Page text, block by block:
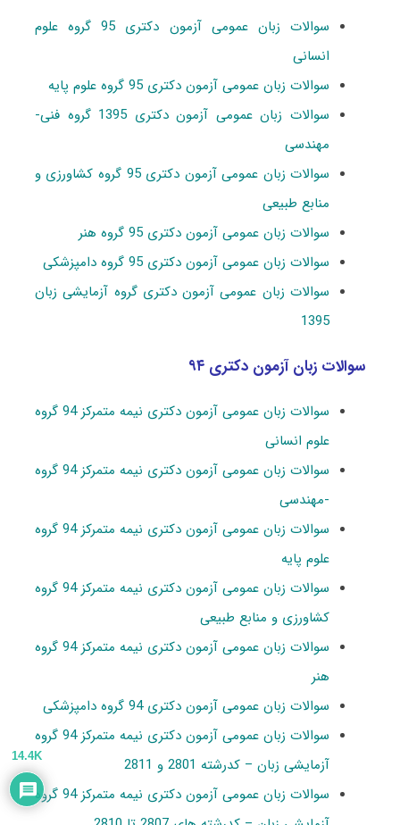
سوالات زبان عمومی آزمون دکتری 95 گروه علوم
انسانی
سوالات زبان عمومی آزمون دکتری 95 گروه علوم پایه
سوالات زبان عمومی آزمون دکتری 1395 گروه فنی-
مهندسی
سوالات زبان عمومی آزمون دکتری 95 گروه کشاورزی و
منابع طبیعی
سوالات زبان عمومی آزمون دکتری 95 گروه هنر
سوالات زبان عمومی آزمون دکتری 95 گروه دامپزشکی
سوالات زبان عمومی آزمون دکتری گروه آزمایشی زبان
1395
سوالات زبان آزمون دکتری ۹۴
سوالات زبان عمومی آزمون دکتری نیمه متمرکز 94 گروه
علوم انسانی
سوالات زبان عمومی آزمون دکتری نیمه متمرکز 94 گروه
-مهندسی
سوالات زبان عمومی آزمون دکتری نیمه متمرکز 94 گروه
علوم پایه
سوالات زبان عمومی آزمون دکتری نیمه متمرکز 94 گروه
کشاورزی و منابع طبیعی
سوالات زبان عمومی آزمون دکتری نیمه متمرکز 94 گروه
هنر
سوالات زبان عمومی آزمون دکتری 94 گروه دامپزشکی
سوالات زبان عمومی آزمون دکتری نیمه متمرکز 94 گروه
آزمایشی زبان – کدرشته 2801 و 2811
سوالات زبان عمومی آزمون دکتری نیمه متمرکز 94 گروه
14.4K